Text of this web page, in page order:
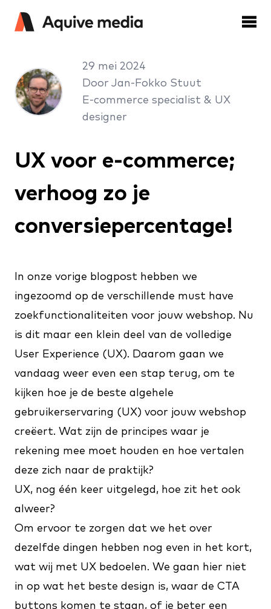
29 mei 2024
Door Jan-Fokko Stuut
E-commerce specialist & UX
designer
UX voor e-commerce;
verhoog zo je
conversiepercentage!
In onze vorige blogpost hebben we
ingezoomd op de verschillende must have
zoekfunctionaliteiten voor jouw webshop. Nu
is dit maar een klein deel van de volledige
User Experience (UX). Daarom gaan we
vandaag weer even een stap terug, om te
kijken hoe je de beste algehele
gebruikerservaring (UX) voor jouw webshop
creëert. Wat zijn de principes waar je
rekening mee moet houden en hoe vertalen
deze zich naar de praktijk?
UX, nog één keer uitgelegd, hoe zit het ook
alweer?
Om ervoor te zorgen dat we het over
dezelfde dingen hebben nog even in het kort,
wat wij met UX bedoelen. We gaan hier niet
in op wat het beste design is, waar de CTA
buttons komen te staan, of je beter een